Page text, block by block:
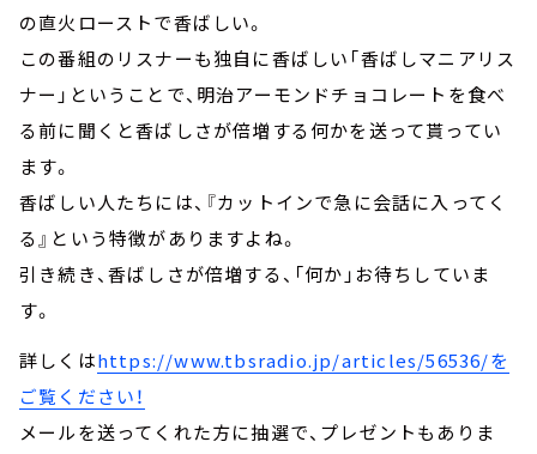
の直火ローストで香ばしい。
この番組のリスナーも独自に香ばしい「香ばしマニアリス
ナー」ということで、明治アーモンドチョコレートを食べ
る前に聞くと香ばしさが倍増する何かを送って貰ってい
ます。
香ばしい人たちには、『カットインで急に会話に入ってく
る』という特徴がありますよね。
引き続き、香ばしさが倍増する、「何か」お待ちしていま
す。
詳しくはhttps://www.tbsradio.jp/articles/56536/を
ご覧ください！
メールを送ってくれた方に抽選で、プレゼントもありま